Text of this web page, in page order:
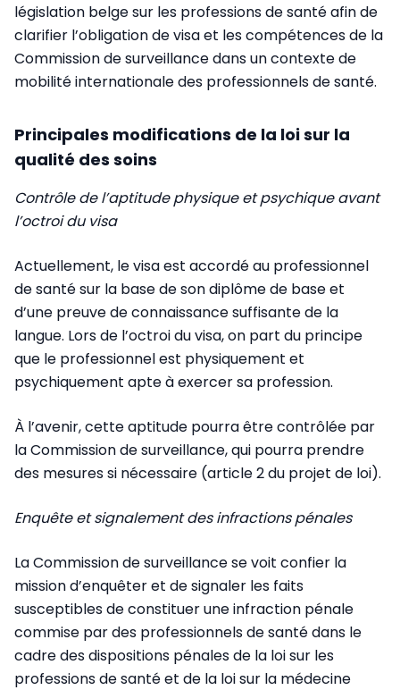
législation belge sur les professions de santé afin de
clarifier l’obligation de visa et les compétences de la
Commission de surveillance dans un contexte de
mobilité internationale des professionnels de santé.
Principales modifications de la loi sur la
qualité des soins
Contrôle de l’aptitude physique et psychique avant
l’octroi du visa
Actuellement, le visa est accordé au professionnel
de santé sur la base de son diplôme de base et
d’une preuve de connaissance suffisante de la
langue. Lors de l’octroi du visa, on part du principe
que le professionnel est physiquement et
psychiquement apte à exercer sa profession.
À l’avenir, cette aptitude pourra être contrôlée par
la Commission de surveillance, qui pourra prendre
des mesures si nécessaire (article 2 du projet de loi).
Enquête et signalement des infractions pénales
La Commission de surveillance se voit confier la
mission d’enquêter et de signaler les faits
susceptibles de constituer une infraction pénale
commise par des professionnels de santé dans le
cadre des dispositions pénales de la loi sur les
professions de santé et de la loi sur la médecine